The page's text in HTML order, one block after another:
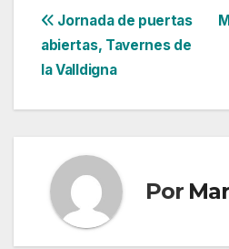
Navegación
de
entradas
Jornada de puertas
abiertas, Tavernes de
la Valldigna
Por